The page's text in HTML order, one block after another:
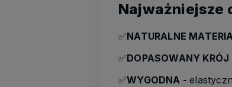
Najważniejsze
✅NATURALNE
✅DOPASOWANY KRÓJ
✅WYGODNA -